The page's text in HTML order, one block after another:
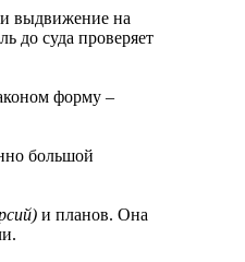
выдвижение на
до суда проверяет
форму –
большой
и планов. Она